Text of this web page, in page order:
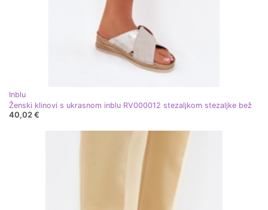
Inblu
Ženski klinovi s ukrasnom inblu RV000012 stezaljkom stezaljke bež
40,02 €